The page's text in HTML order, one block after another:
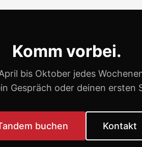
Komm vorbei.
bis Oktober jedes
Gespräch oder deinen ersten
buchen Kontakt